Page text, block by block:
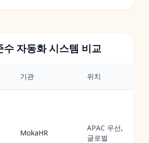
수 자동화 시스템 비교
기관 위치
MokaHR
APAC 우선,
글로벌